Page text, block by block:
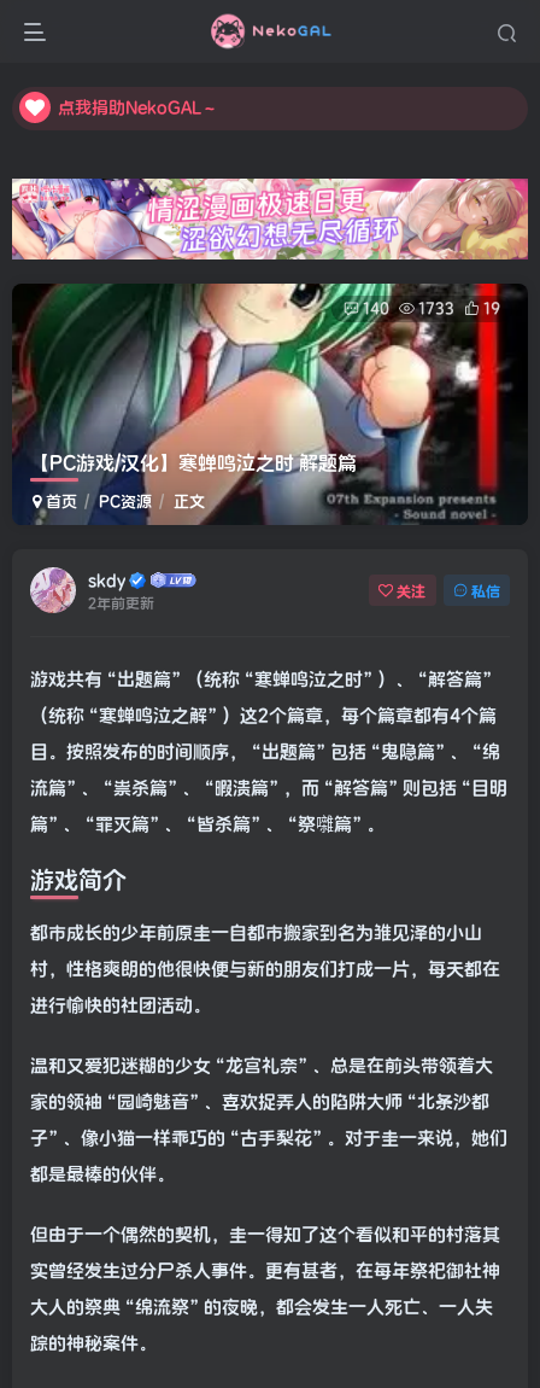
点我捐助NekoGAL～
点我捐助NekoGAL～
【PC游戏/汉化】寒蝉鸣泣之时 解题篇
首页 PC资源 正文
140 1733 19
skdy
2年前更新
关注 私信
游戏共有“出题篇”（统称“寒蝉鸣泣之时”）、“解答篇”
（统称“寒蝉鸣泣之解”）这2个篇章，每个篇章都有4个篇
目。按照发布的时间顺序，“出题篇”包括“鬼隐篇”、“绵
流篇”、“祟杀篇”、“暇溃篇”，而“解答篇”则包括“目明
篇”、“罪灭篇”、“皆杀篇”、“祭囃篇”。
游戏简介
都市成长的少年前原圭一自都市搬家到名为雏见泽的小山
村，性格爽朗的他很快便与新的朋友们打成一片，每天都在
进行愉快的社团活动。
温和又爱犯迷糊的少女“龙宫礼奈”、总是在前头带领着大
家的领袖“园崎魅音”、喜欢捉弄人的陷阱大师“北条沙都
子”、像小猫一样乖巧的“古手梨花”。对于圭一来说，她们
都是最棒的伙伴。
但由于一个偶然的契机，圭一得知了这个看似和平的村落其
实曾经发生过分尸杀人事件。更有甚者，在每年祭祀御社神
大人的祭典“绵流祭”的夜晚，都会发生一人死亡、一人失
踪的神秘案件。